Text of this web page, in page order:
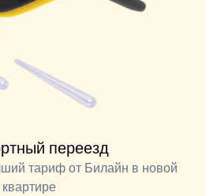
переезд
тариф от Билайн в новой
квартире